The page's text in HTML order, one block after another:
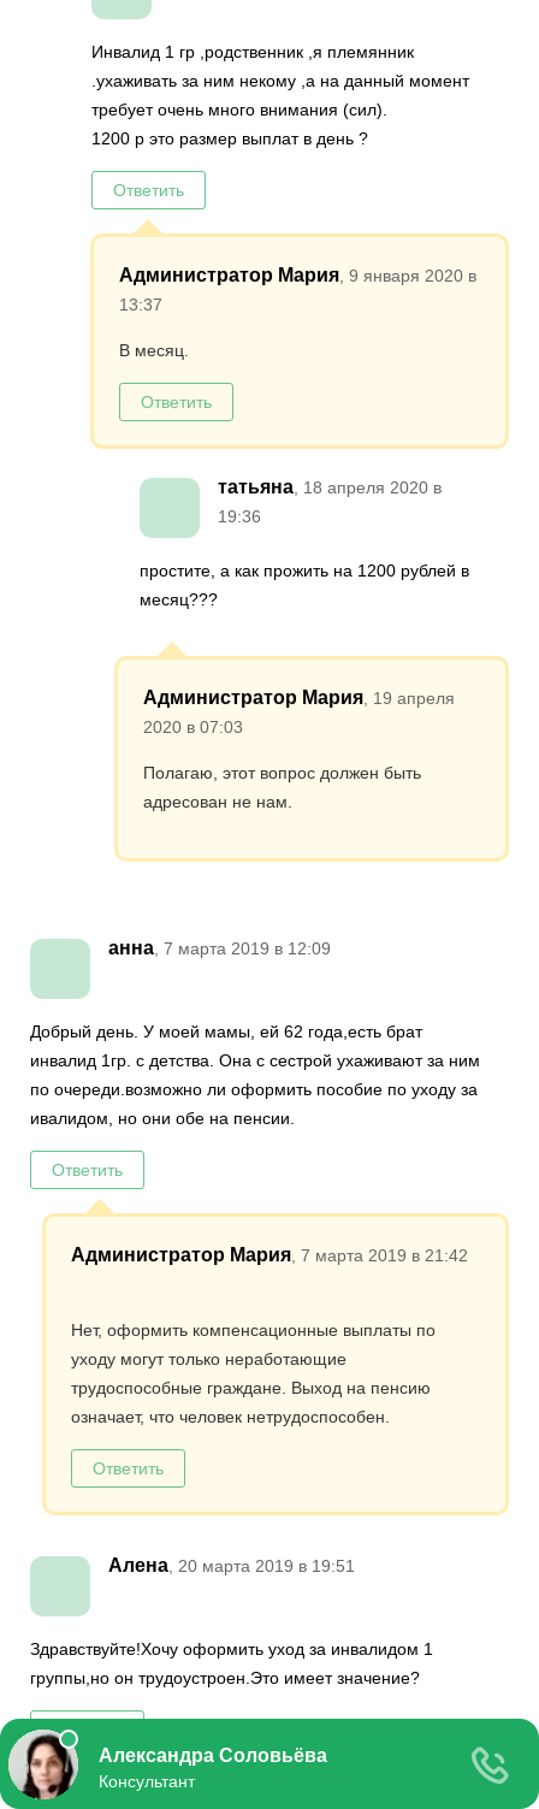
Инвалид 1 гр ,родственник ,я племянник
.ухаживать за ним некому ,а на данный момент
требует очень много внимания (сил).
1200 р это размер выплат в день ?
Ответить
Администратор Мария, 9 января 2020 в
13:37
В месяц.
Ответить
татьяна, 18 апреля 2020 в
19:36
простите, а как прожить на 1200 рублей в
месяц???
Администратор Мария, 19 апреля
2020 в 07:03
Полагаю, этот вопрос должен быть
адресован не нам.
анна, 7 марта 2019 в 12:09
Добрый день. У моей мамы, ей 62 года,есть брат
инвалид 1гр. с детства. Она с сестрой ухаживают за ним
по очереди.возможно ли оформить пособие по уходу за
ивалидом, но они обе на пенсии.
Ответить
Администратор Мария, 7 марта 2019 в 21:42
Нет, оформить компенсационные выплаты по
уходу могут только неработающие
трудоспособные граждане. Выход на пенсию
означает, что человек нетрудоспособен.
Ответить
Алена, 20 марта 2019 в 19:51
Здравствуйте!Хочу оформить уход за инвалидом 1
группы,но он трудоустроен.Это имеет значение?
Ответить